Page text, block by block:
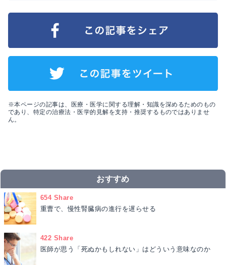
※本ページの記事は、医療・医学に関する理解・知識を深めるためのもの
であり、特定の治療法・医学的見解を支持・推奨するものではありませ
ん。
おすすめ
654 Share
重曹で、慢性腎臓病の進行を遅らせる
422 Share
医師が思う「死ぬかもしれない」はどういう意味なのか